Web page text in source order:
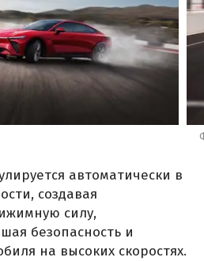
автоматически в
создавая
силу,
безопасность и
на высоких скоростях.